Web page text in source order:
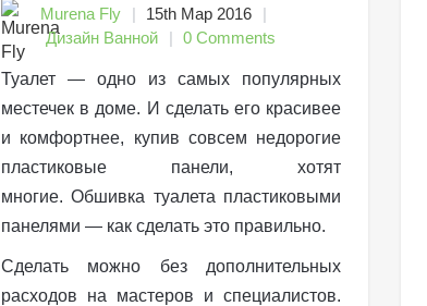
Murena Fly
15th Мар 2016
Дизайн Ванной
0 Comments
Туалет — одно из самых популярных
местечек в доме. И сделать его красивее
и комфортнее, купив совсем недорогие
пластиковые панели, хотят
многие. Обшивка туалета пластиковыми
панелями — как сделать это правильно.
Сделать можно без дополнительных
расходов на мастеров и специалистов.